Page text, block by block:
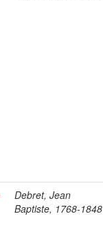
Debret, Jean
Baptiste, 1768-1848